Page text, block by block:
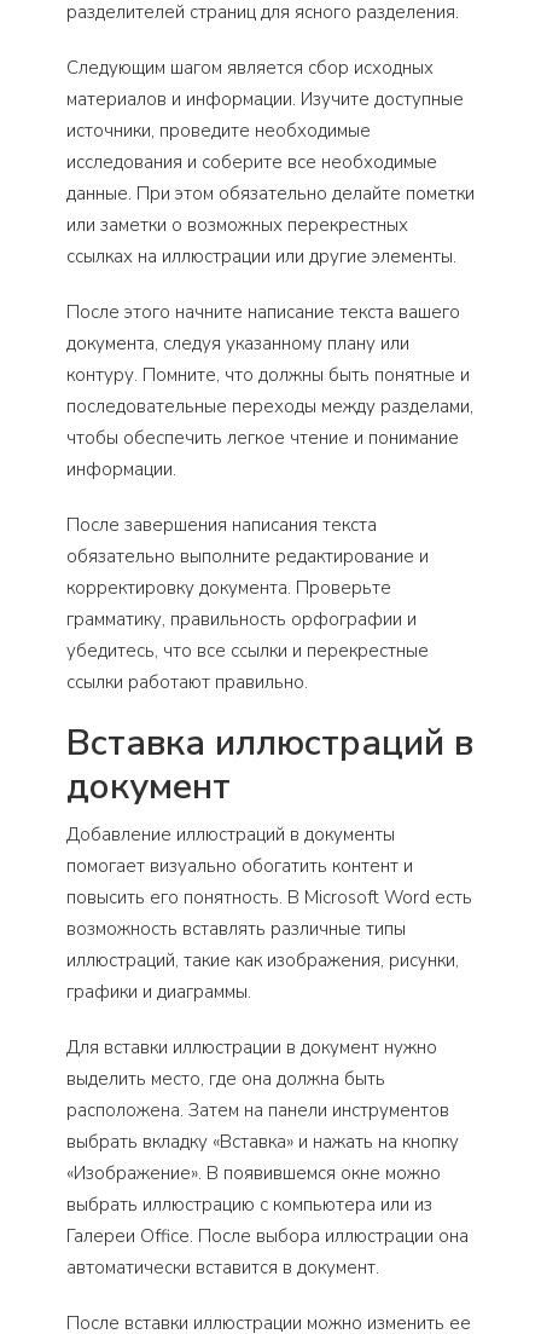
разделителей страниц для ясного разделения.
Следующим шагом является сбор исходных
материалов и информации. Изучите доступные
источники, проведите необходимые
исследования и соберите все необходимые
данные. При этом обязательно делайте пометки
или заметки о возможных перекрестных
ссылках на иллюстрации или другие элементы.
После этого начните написание текста вашего
документа, следуя указанному плану или
контуру. Помните, что должны быть понятные и
последовательные переходы между разделами,
чтобы обеспечить легкое чтение и понимание
информации.
После завершения написания текста
обязательно выполните редактирование и
корректировку документа. Проверьте
грамматику, правильность орфографии и
убедитесь, что все ссылки и перекрестные
ссылки работают правильно.
Вставка иллюстраций в
документ
Добавление иллюстраций в документы
помогает визуально обогатить контент и
повысить его понятность. В Microsoft Word есть
возможность вставлять различные типы
иллюстраций, такие как изображения, рисунки,
графики и диаграммы.
Для вставки иллюстрации в документ нужно
выделить место, где она должна быть
расположена. Затем на панели инструментов
выбрать вкладку «Вставка» и нажать на кнопку
«Изображение». В появившемся окне можно
выбрать иллюстрацию с компьютера или из
Галереи Office. После выбора иллюстрации она
автоматически вставится в документ.
После вставки иллюстрации можно изменить ее